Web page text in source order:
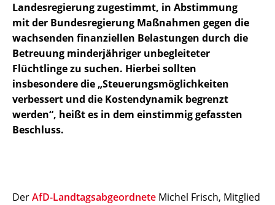
Landesregierung zugestimmt, in Abstimmung
mit der Bundesregierung Maßnahmen gegen die
wachsenden finanziellen Belastungen durch die
Betreuung minderjähriger unbegleiteter
Flüchtlinge zu suchen. Hierbei sollten
insbesondere die „Steuerungsmöglichkeiten
verbessert und die Kostendynamik begrenzt
werden“, heißt es in dem einstimmig gefassten
Beschluss.
DerAfD-Landtagsabgeordnete Michel Frisch, Mitglied